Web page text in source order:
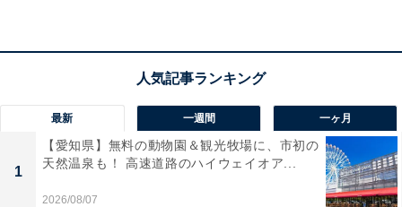
最新 一週間 一ヶ月
1
【愛知県】無料の動物園＆観光牧場に、市初の
天然温泉も！ 高速道路のハイウェイオア...
2026/08/07